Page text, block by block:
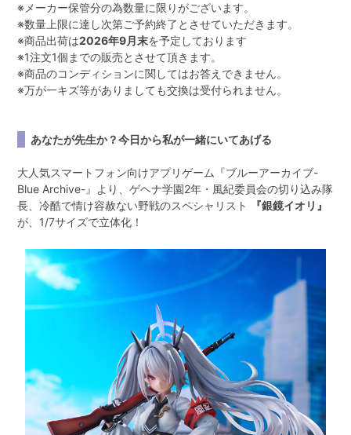
※ メーカー保管分の為数量に限りがございます。
※数量上限に達し次第ご予約終了とさせていただきます。
※商品出荷は2026年9月末を予定しております
※1注文1個までの販売とさせて頂きます。
※商品のコンディションに関してはお答えできません。
※万が一キズ等がありましても交換は受付られません。
あなたが先生か？今日から私が一緒にいてあげる
大人気スマートフォン向けアプリゲーム『ブルーアーカイブ-
Blue Archive-』より、ゲヘナ学園2年・風紀委員会の切り込み隊
長、冷酷で情け容赦ない野戦のスペシャリスト
『銀鏡イオリ』
が、1/7サイズで立体化！